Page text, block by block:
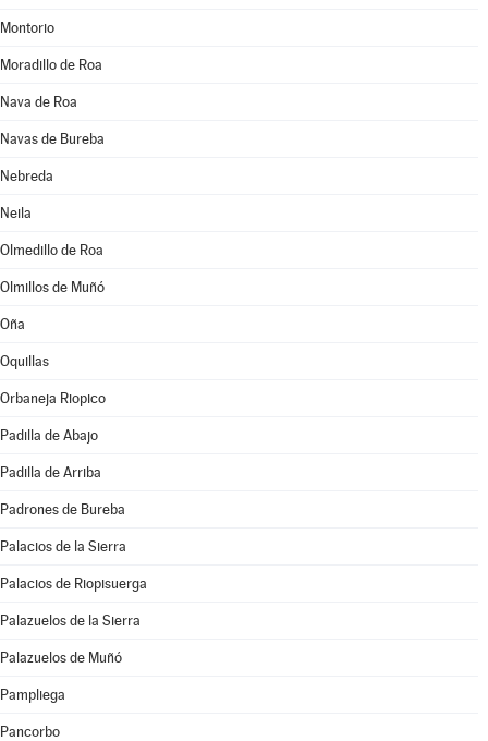
Montorio
Moradillo de Roa
Nava de Roa
Navas de Bureba
Nebreda
Neila
Olmedillo de Roa
Olmillos de Muñó
Oña
Oquillas
Orbaneja Riopico
Padilla de Abajo
Padilla de Arriba
Padrones de Bureba
Palacios de la Sierra
Palacios de Riopisuerga
Palazuelos de la Sierra
Palazuelos de Muñó
Pampliega
Pancorbo